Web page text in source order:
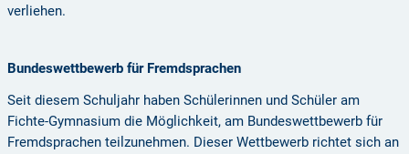
verliehen.
Bundeswettbewerb für Fremdsprachen
Seit diesem Schuljahr haben Schülerinnen und Schüler am
Fichte-Gymnasium die Möglichkeit, am Bundeswettbewerb für
Fremdsprachen teilzunehmen. Dieser Wettbewerb richtet sich an